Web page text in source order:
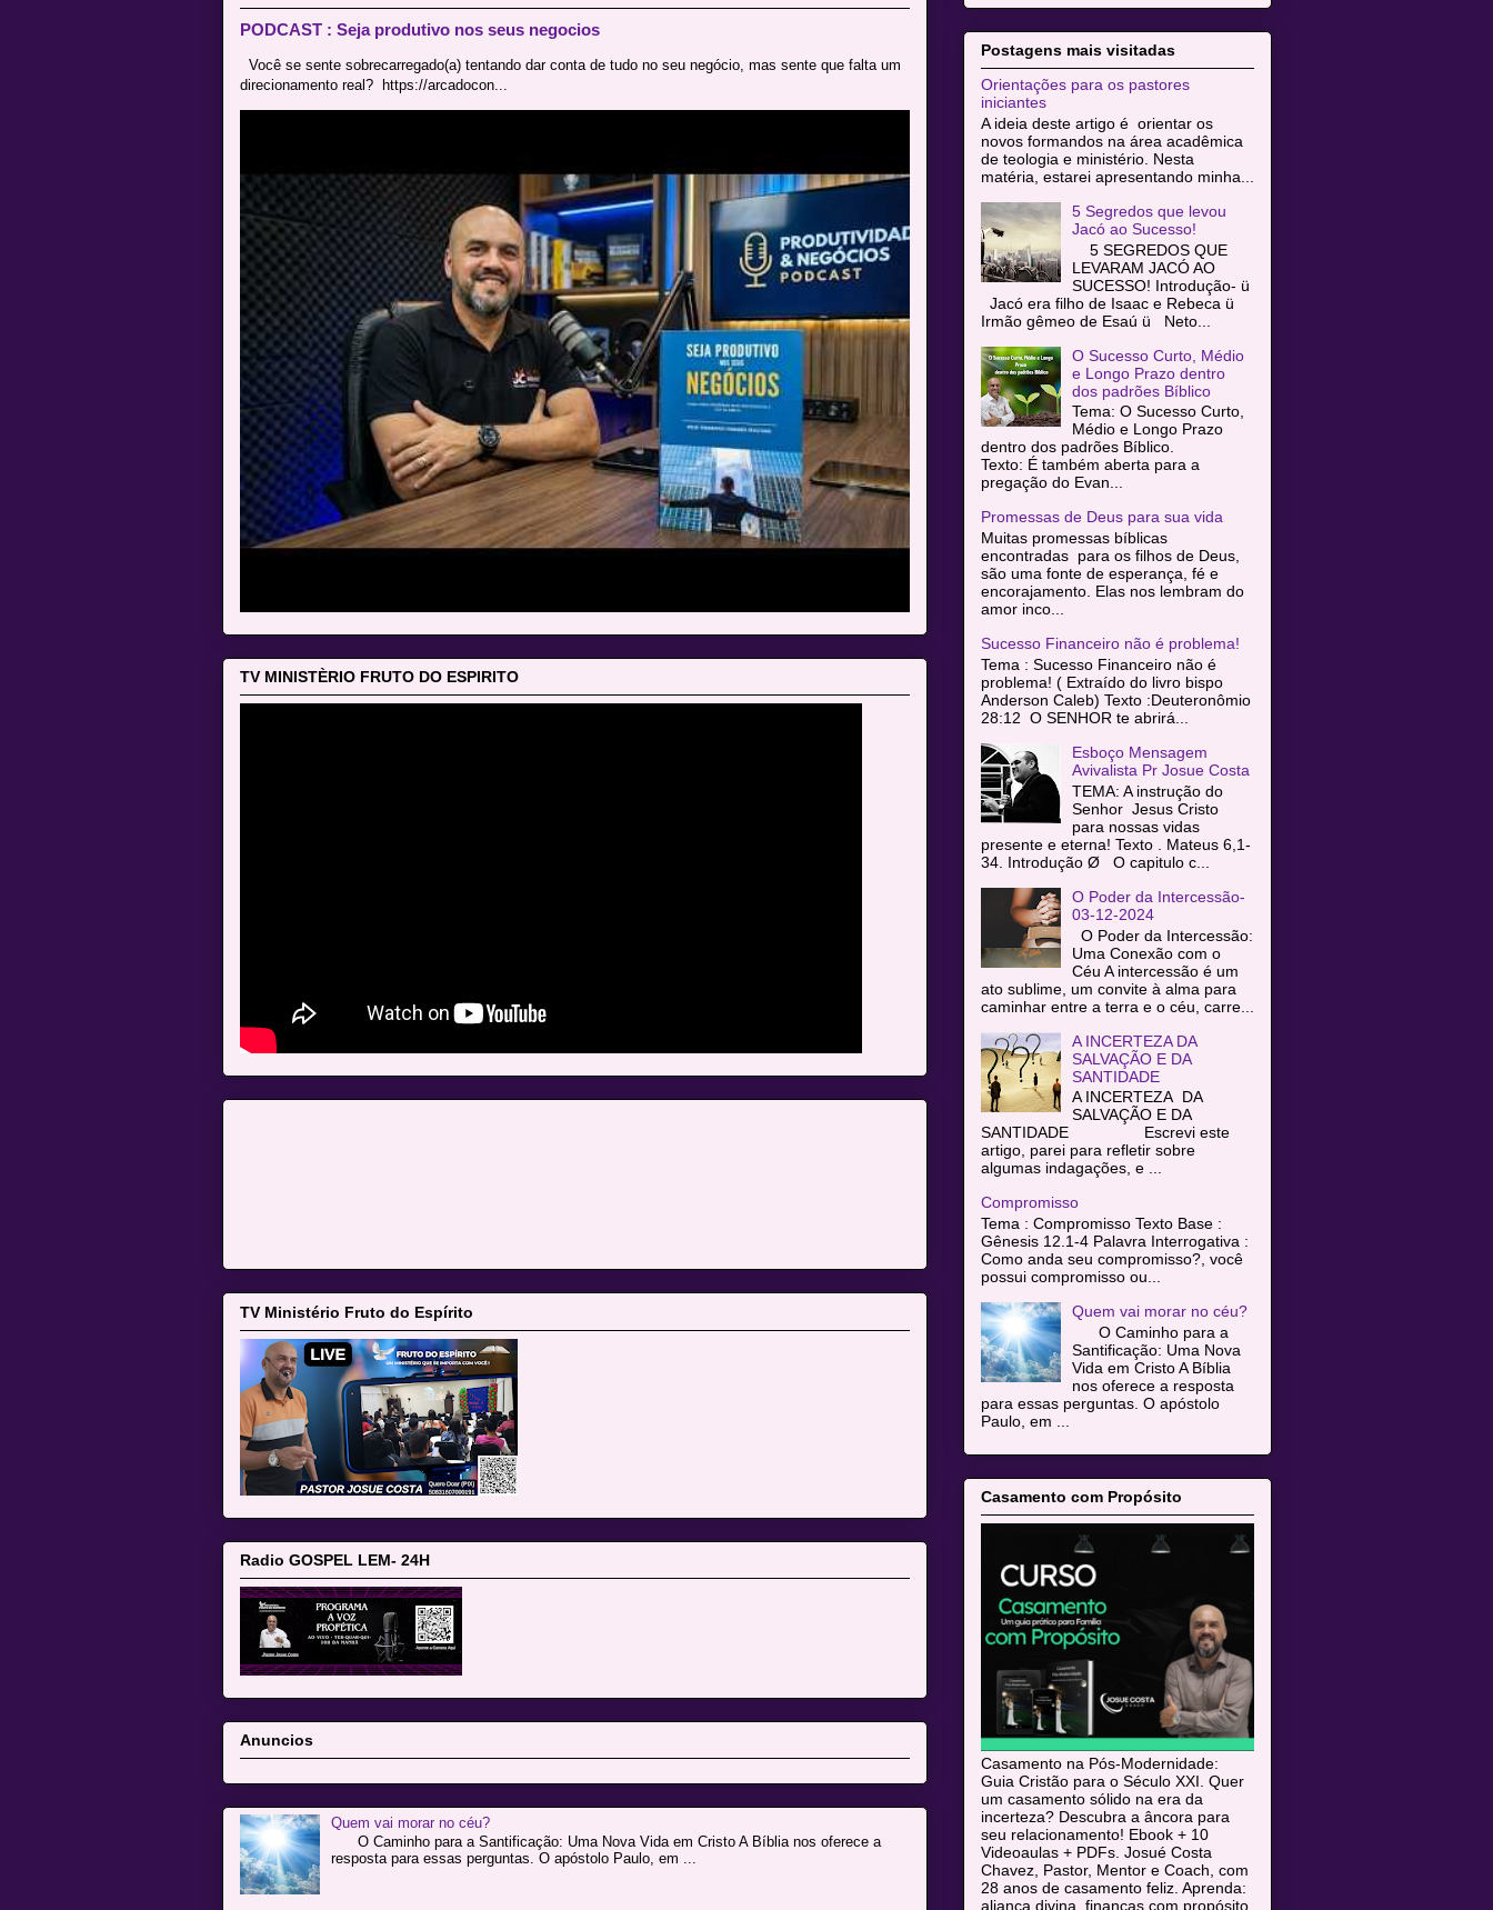
PODCAST : Seja produtivo nos seus negocios
Você se sente sobrecarregado(a) tentando dar conta de tudo no seu negócio, mas sente que falta um
direcionamento real? ⁠ https://arcadocon...
TV MINISTÈRIO FRUTO DO ESPIRITO
TV Ministério Fruto do Espírito
Radio GOSPEL LEM- 24H
Anuncios
Quem vai morar no céu?
O Caminho para a Santificação: Uma Nova Vida em Cristo A Bíblia nos oferece a
resposta para essas perguntas. O apóstolo Paulo, em ...
Postagens mais visitadas
Orientações para os pastores
iniciantes
A ideia deste artigo é orientar os
novos formandos na área acadêmica
de teologia e ministério. Nesta
matéria, estarei apresentando minha...
5 Segredos que levou
Jacó ao Sucesso!
5 SEGREDOS QUE
LEVARAM JACÓ AO
SUCESSO! Introdução- ü
Jacó era filho de Isaac e Rebeca ü
Irmão gêmeo de Esaú ü Neto...
O Sucesso Curto, Médio
e Longo Prazo dentro
dos padrões Bíblico
Tema: O Sucesso Curto,
Médio e Longo Prazo
dentro dos padrões Bíblico.
Texto: É também aberta para a
pregação do Evan...
Promessas de Deus para sua vida
Muitas promessas bíblicas
encontradas para os filhos de Deus,
são uma fonte de esperança, fé e
encorajamento. Elas nos lembram do
amor inco...
Sucesso Financeiro não é problema!
Tema : Sucesso Financeiro não é
problema! ( Extraído do livro bispo
Anderson Caleb) Texto :Deuteronômio
28:12 O SENHOR te abrirá...
Esboço Mensagem
Avivalista Pr Josue Costa
TEMA: A instrução do
Senhor Jesus Cristo
para nossas vidas
presente e eterna! Texto . Mateus 6,1-
34. Introdução Ø O capitulo c...
O Poder da Intercessão-
03-12-2024
O Poder da Intercessão:
Uma Conexão com o
Céu A intercessão é um
ato sublime, um convite à alma para
caminhar entre a terra e o céu, carre...
A INCERTEZA DA
SALVAÇÃO E DA
SANTIDADE
A INCERTEZA DA
SALVAÇÃO E DA
SANTIDADE Escrevi este
artigo, parei para refletir sobre
algumas indagações, e ...
Compromisso
Tema : Compromisso Texto Base :
Gênesis 12.1-4 Palavra Interrogativa :
Como anda seu compromisso?, você
possui compromisso ou...
Quem vai morar no céu?
O Caminho para a
Santificação: Uma Nova
Vida em Cristo A Bíblia
nos oferece a resposta
para essas perguntas. O apóstolo
Paulo, em ...
Casamento com Propósito
Casamento na Pós-Modernidade:
Guia Cristão para o Século XXI. Quer
um casamento sólido na era da
incerteza? Descubra a âncora para
seu relacionamento! Ebook + 10
Videoaulas + PDFs. Josué Costa
Chavez, Pastor, Mentor e Coach, com
28 anos de casamento feliz. Aprenda:
aliança divina, finanças com propósito,